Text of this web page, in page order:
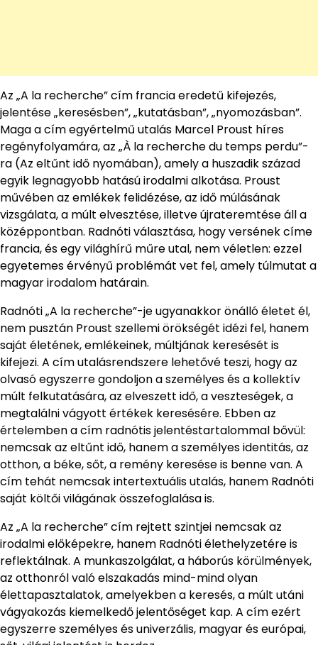
Az „A la recherche” cím francia eredetű kifejezés,
jelentése „keresésben”, „kutatásban”, „nyomozásban”.
Maga a cím egyértelmű utalás Marcel Proust híres
regényfolyamára, az „À la recherche du temps perdu”-
ra (Az eltűnt idő nyomában), amely a huszadik század
egyik legnagyobb hatású irodalmi alkotása. Proust
művében az emlékek felidézése, az idő múlásának
vizsgálata, a múlt elvesztése, illetve újrateremtése áll a
középpontban. Radnóti választása, hogy versének címe
francia, és egy világhírű műre utal, nem véletlen: ezzel
egyetemes érvényű problémát vet fel, amely túlmutat a
magyar irodalom határain.
Radnóti „A la recherche”-je ugyanakkor önálló életet él,
nem pusztán Proust szellemi örökségét idézi fel, hanem
saját életének, emlékeinek, múltjának keresését is
kifejezi. A cím utalásrendszere lehetővé teszi, hogy az
olvasó egyszerre gondoljon a személyes és a kollektív
múlt felkutatására, az elveszett idő, a veszteségek, a
megtalálni vágyott értékek keresésére. Ebben az
értelemben a cím radnótis jelentéstartalommal bővül:
nemcsak az eltűnt idő, hanem a személyes identitás, az
otthon, a béke, sőt, a remény keresése is benne van. A
cím tehát nemcsak intertextuális utalás, hanem Radnóti
saját költői világának összefoglalása is.
Az „A la recherche” cím rejtett szintjei nemcsak az
irodalmi előképekre, hanem Radnóti élethelyzetére is
reflektálnak. A munkaszolgálat, a háborús körülmények,
az otthonról való elszakadás mind-mind olyan
élettapasztalatok, amelyekben a keresés, a múlt utáni
vágyakozás kiemelkedő jelentőséget kap. A cím ezért
egyszerre személyes és univerzális, magyar és európai,